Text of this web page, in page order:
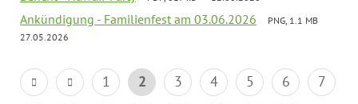
Ankündigung - Familienfest am 03.06.2026
PNG, 1.1 MB
27.05.2026
1 2 3 4 5 6
7